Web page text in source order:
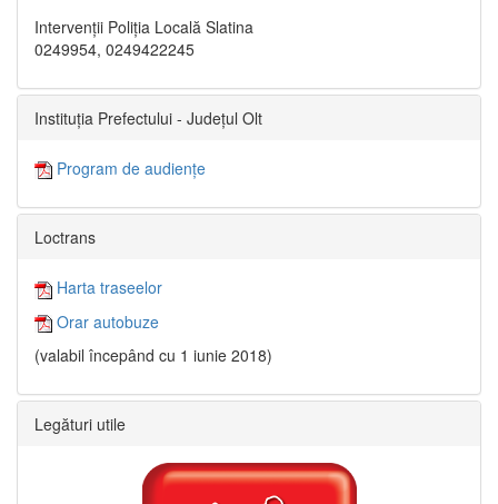
Intervenții Poliția Locală Slatina
0249954, 0249422245
Instituția Prefectului - Județul Olt
Program de audiențe
Loctrans
Harta traseelor
Orar autobuze
(valabil începând cu 1 iunie 2018)
Legături utile